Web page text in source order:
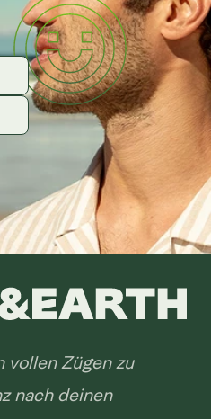
vollen Zügen zu
nach deinen